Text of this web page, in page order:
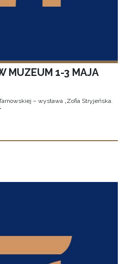
MUZEUM 1-3 MAJA
– wystawa „Zofia Stryjeńska.